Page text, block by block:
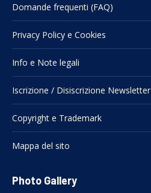
Domande frequenti (FAQ)
Privacy Policy e Cookies
Info e Note legali
Iscrizione / Disiscrizione Newsletter
Copyright e Trademark
Mappa del sito
Photo Gallery